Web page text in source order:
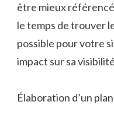
être mieux
le temps de trouver
possible pour votre
impact sur sa
Élaboration d’un